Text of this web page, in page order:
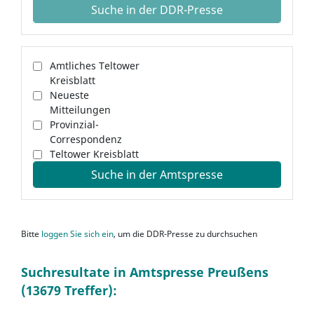
Suche in der DDR-Presse
Amtliches Teltower
Kreisblatt
Neueste
Mitteilungen
Provinzial-
Correspondenz
Teltower Kreisblatt
Suche in der Amtspresse
Bitte loggen Sie sich ein, um die DDR-Presse zu durchsuchen
Suchresultate in Amtspresse Preußens
(13679 Treffer):